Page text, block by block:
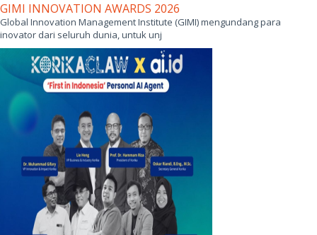
GIMI INNOVATION AWARDS 2026
Global Innovation Management Institute (GIMI) mengundang para
inovator dari seluruh dunia, untuk unj